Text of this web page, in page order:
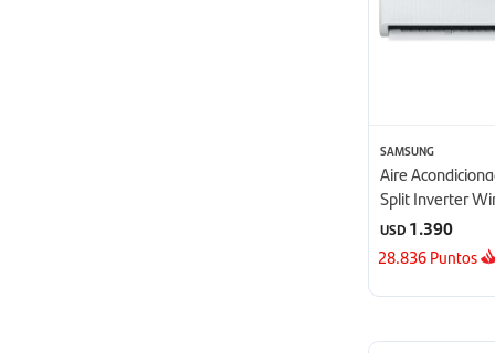
SAMSUNG
Aire
Split Inverter
24000 BTU -
USD 1.390
28.836Puntos